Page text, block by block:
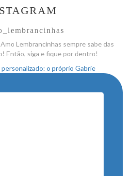
Lembrancinhas sempre sabe das
Então, siga e fique por dentro!
o próprio Gabrie